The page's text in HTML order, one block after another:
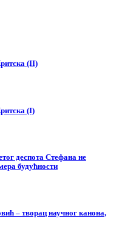
(II)
(I)
деспота Стефана не
будућности
– творац научног канона,